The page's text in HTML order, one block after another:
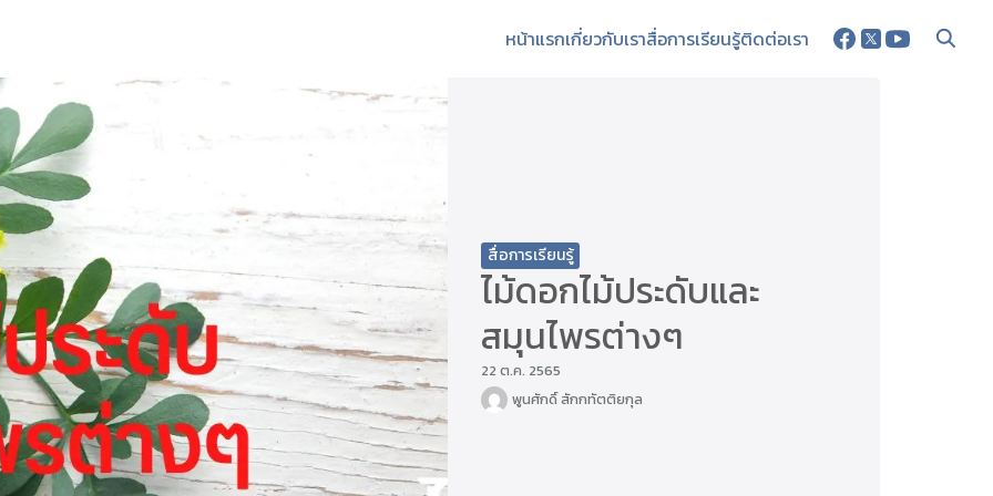
หน้าแรกเกี่ยวกับเราสื่อการเรียนรู้ติดต่อเรา
สื่อการเรียนรู้
ไม้ดอกไม้ประดับและ
สมุนไพรต่างๆ
22 ต.ค. 2565
พูนศักดิ์ สักกทัตติยกุล